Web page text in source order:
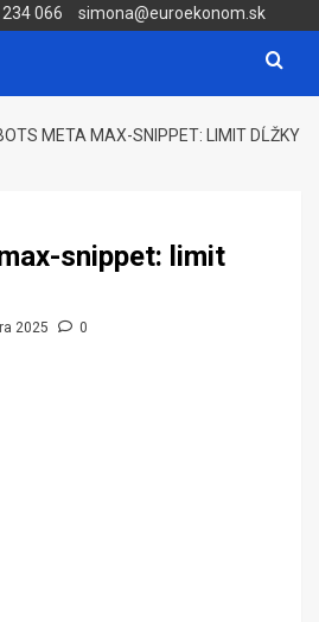
066
simona@euroekonom.sk
META MAX-SNIPPET: LIMIT DĹŽKY
snippet: limit
2025 0